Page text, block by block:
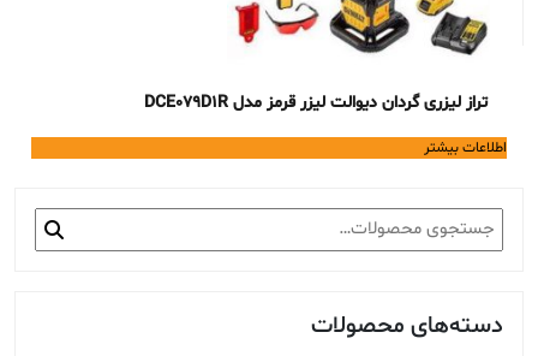
تراز لیزری گردان دیوالت لیزر قرمز مدل DCE079D1R
اطلاعات بیشتر
جستجو
برای:
دسته‌های محصولات